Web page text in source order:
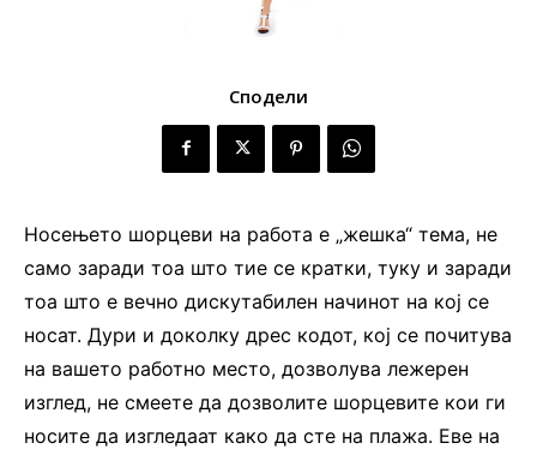
Сподели
Носењето шорцеви на работа е „жешка“ тема, не
само заради тоа што тие се кратки, туку и заради
тоа што е вечно дискутабилен начинот на кој се
носат. Дури и доколку дрес кодот, кој се почитува
на вашето работно место, дозволува лежерен
изглед, не смеете да дозволите шорцевите кои ги
носите да изгледаат како да сте на плажа. Еве на